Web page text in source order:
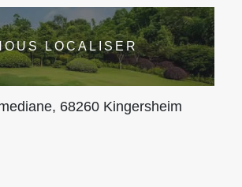
LOCALISER
68260 Kingersheim